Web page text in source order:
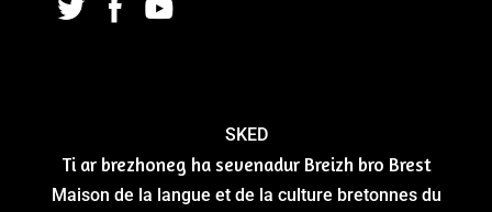
SKED
Ti ar brezhoneg ha sevenadur Breizh bro Brest
Maison de la langue et de la culture bretonnes du